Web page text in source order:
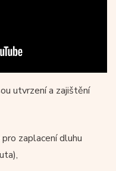
utvrzení a zajištění
zaplacení dluhu